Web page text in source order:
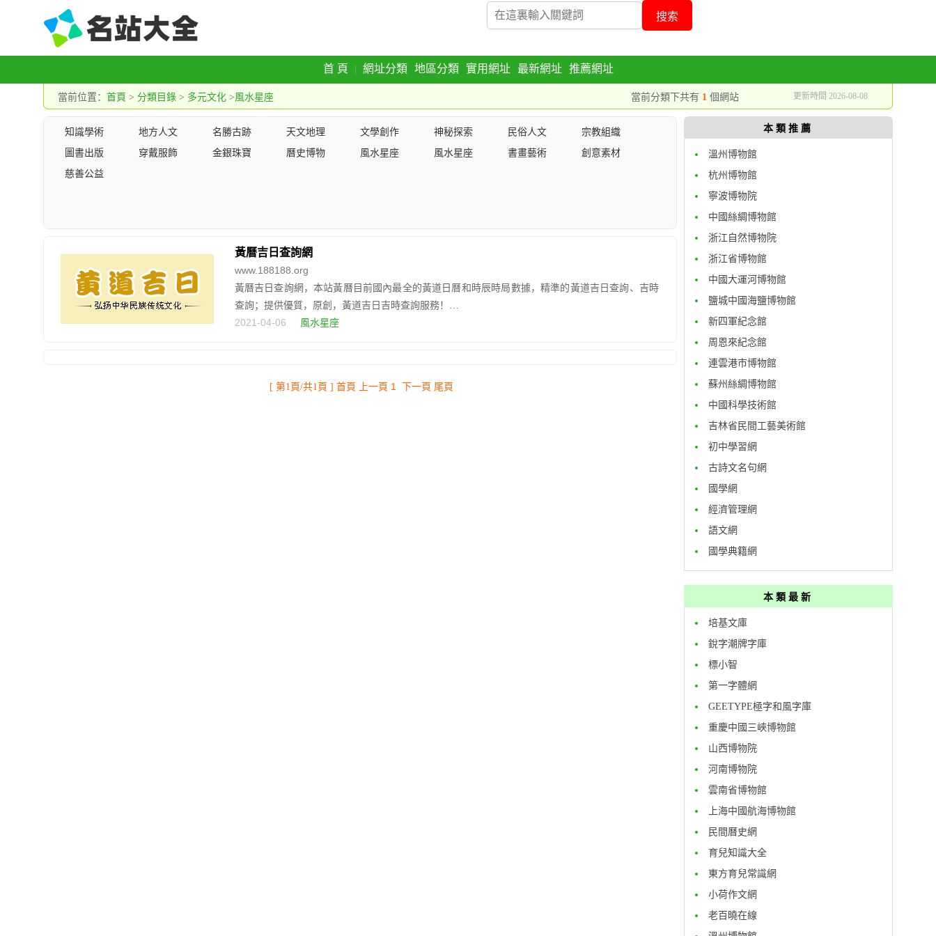
首 頁 網址分類 地區分類 實用網址 最新網址 推薦網址
當前位置： 首頁 > 分類目錄 > 多元文化 >風水星座 當前分類下共有 1 個網站 更新時間 2026-08-08
知識學術 地方人文 名勝古跡 天文地理 文學創作 神秘探索 民俗人文
宗教組織
圖書出版
穿戴服飾 金銀珠寶 曆史博物 風水星座 風水星座 書畫藝術
創意素材
慈善公益
黃曆吉日查詢網
www.188188.org
黃曆吉日查詢網，本站黃曆目前國內最全的黃道日曆和時辰時局數據，精準的黃道吉日查詢、吉時
查詢；提供優質，原創，黃道吉日吉時查詢服務！…
2021-04-06 風水星座
[ 第1頁/共1頁 ] 首頁 上一頁 1 下一頁 尾頁
本類推薦
溫州博物館
杭州博物館
寧波博物院
中國絲綢博物館
浙江自然博物院
浙江省博物館
中國大運河博物館
鹽城中國海鹽博物館
新四軍紀念館
周恩來紀念館
連雲港市博物館
蘇州絲綢博物館
中國科學技術館
吉林省民間工藝美術館
初中學習網
古詩文名句網
國學網
經濟管理網
語文網
國學典籍網
本類最新
培基文庫
銳字潮牌字庫
標小智
第一字體網
GEETYPE極字和風字庫
重慶中國三峽博物館
山西博物院
河南博物院
雲南省博物館
上海中國航海博物館
民間曆史網
育兒知識大全
東方育兒常識網
小荷作文網
老百曉在線